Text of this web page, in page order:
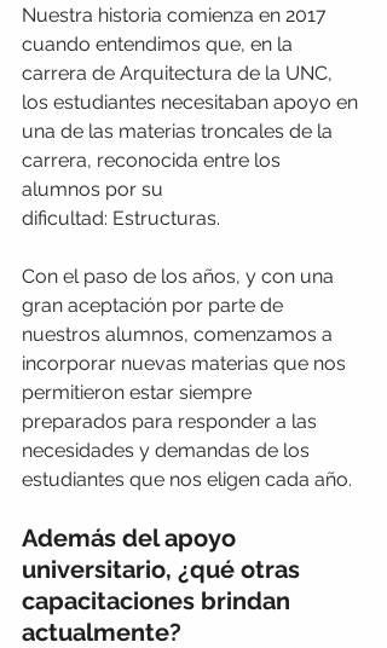
Nuestra historia comienza en 2017
cuando entendimos que, en la
carrera de Arquitectura de la UNC,
los estudiantes necesitaban apoyo en
una de las materias troncales de la
carrera, reconocida entre los
alumnos por su
dificultad: Estructuras.
Con el paso de los años, y con una
gran aceptación por parte de
nuestros alumnos, comenzamos a
incorporar nuevas materias que nos
permitieron estar siempre
preparados para responder a las
necesidades y demandas de los
estudiantes que nos eligen cada año.
Además del apoyo
universitario, ¿qué otras
capacitaciones brindan
actualmente?